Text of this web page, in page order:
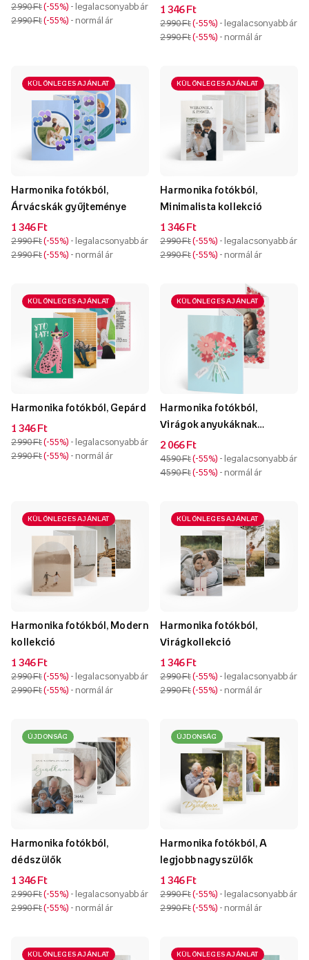
2 990 Ft -55% - legalacsonyabb ár
2 990 Ft -55% - normál ár
1 346 Ft
2 990 Ft -55% - legalacsonyabb ár
2 990 Ft -55% - normál ár
KÜLÖNLEGES AJÁNLAT
Harmonika fotókból,
Árvácskák gyűjteménye
1 346 Ft
2 990 Ft -55% - legalacsonyabb ár
2 990 Ft -55% - normál ár
KÜLÖNLEGES AJÁNLAT
Harmonika fotókból,
Minimalista kollekció
1 346 Ft
2 990 Ft -55% - legalacsonyabb ár
2 990 Ft -55% - normál ár
KÜLÖNLEGES AJÁNLAT
Harmonika fotókból, Gepárd
1 346 Ft
2 990 Ft -55% - legalacsonyabb ár
2 990 Ft -55% - normál ár
KÜLÖNLEGES AJÁNLAT
Harmonika fotókból,
Virágok anyukáknak
gyűjtemény
2 066 Ft
4 590 Ft -55% - legalacsonyabb ár
4 590 Ft -55% - normál ár
KÜLÖNLEGES AJÁNLAT
Harmonika fotókból, Modern
kollekció
1 346 Ft
2 990 Ft -55% - legalacsonyabb ár
2 990 Ft -55% - normál ár
KÜLÖNLEGES AJÁNLAT
Harmonika fotókból,
Virágkollekció
1 346 Ft
2 990 Ft -55% - legalacsonyabb ár
2 990 Ft -55% - normál ár
ÚJDONSÁG
Harmonika fotókból,
dédszülők
1 346 Ft
2 990 Ft -55% - legalacsonyabb ár
2 990 Ft -55% - normál ár
ÚJDONSÁG
Harmonika fotókból, A
legjobb nagyszülők
1 346 Ft
2 990 Ft -55% - legalacsonyabb ár
2 990 Ft -55% - normál ár
KÜLÖNLEGES AJÁNLAT KÜLÖNLEGES AJÁNLAT